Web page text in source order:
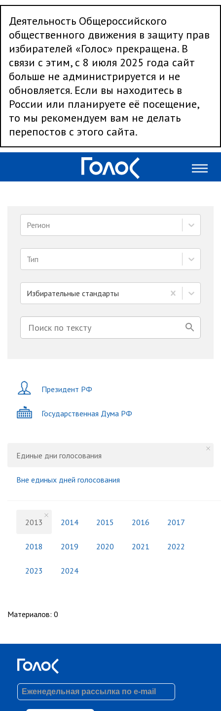
Деятельность Общероссийского
общественного движения в защиту прав
избирателей «Голос» прекращена. В
связи с этим, с 8 июля 2025 года сайт
больше не администрируется и не
обновляется. Если вы находитесь в
России или планируете её посещение,
то мы рекомендуем вам не делать
перепостов с этого сайта.
Регион
Тип
Избирательные стандарты
Президент РФ
Государственная Дума РФ
Единые дни голосования
Вне единых дней голосования
2013 2014 2015 2016 2017
2018 2019 2020 2021 2022
2023 2024
Материалов: 0